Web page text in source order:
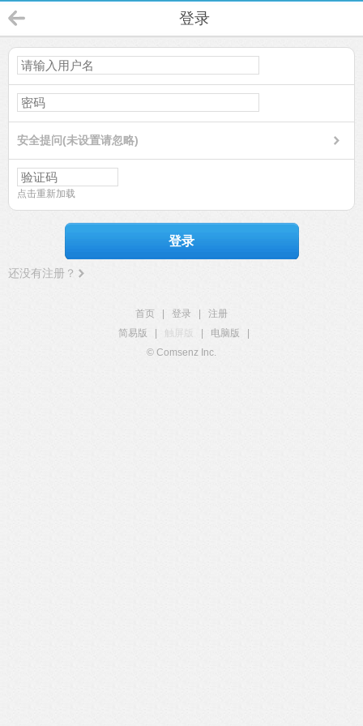
登录
安全提问(未设置请忽略)
点击重新加载
登录
还没有注册？
首页 登录
注册
简易版
触屏版 电脑版
© Comsenz Inc.